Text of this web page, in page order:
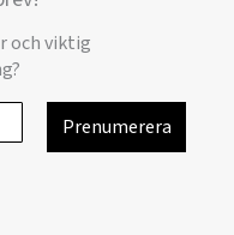
och viktig